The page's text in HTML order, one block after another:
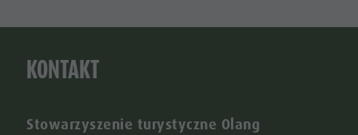
KONTAKT
Stowarzyszenie turystyczne Olang